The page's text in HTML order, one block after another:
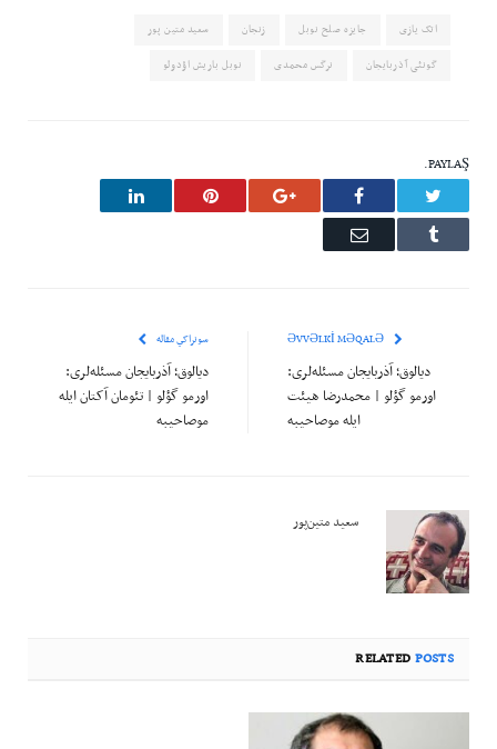
اتک یازی جایزه صلح نوبل زنجان
سعید متین پور
گونئی آذربایجان
نرگس محمدی نوبل باریش اؤدولو
PAYLAŞ.
Facebook
Google+
Pinterest
LinkedIn
Tumblr
Email
دیالوق؛ آذربایجان مسئله‌لری:
اورمو گؤلو | محمدرضا هیئت
ایله موصاحیبه
سونراکي مقاله
دیالوق؛ آذربایجان مسئله‌لری:
اورمو گؤلو | تئومان آکتان ایله
موصاحیبه
سعید متین‌پور
RELATED POSTS